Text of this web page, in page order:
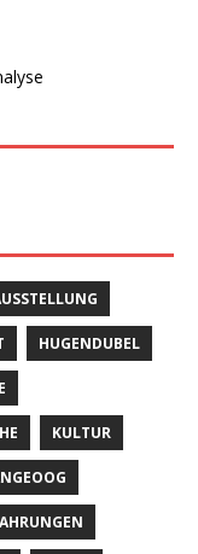
HUGENDUBEL
KULTUR